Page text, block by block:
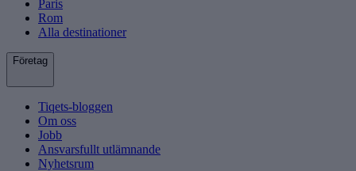
Paris
Rom
Alla destinationer
Företag
Tiqets-bloggen
Om oss
Jobb
Ansvarsfullt utlämnande
Nyhetsrum